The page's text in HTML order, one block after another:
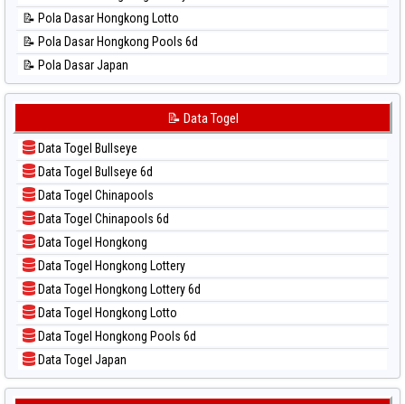
📊 Statistik Sao Paulo
📊 Statistik Singapore
📊 Statistik Sydney
📊 Statistik Sydney Lottery
📊 Statistik Sydney Pools 6d
📊 Statistik Taipei
📊 Statistik Taiwan
📝 Pola Dasar Hongkong Lotto
📝 Pola Dasar Hongkong Pools 6d
📝 Pola Dasar Japan
📝 Pola Dasar Japan 6d
📝 Pola Dasar Kuda Lari
📝 Pola Dasar Magnum Cambodia
📝 Pola Dasar Nagoya
📝 Pola Dasar North Carolina Day
📝 Pola Dasar Pcso
📝 Pola Dasar Sao Paulo
📝 Pola Dasar Singapore
📝 Pola Dasar Sydney
📝 Pola Dasar Sydney Lottery
📝 Pola Dasar Sydney Lottery 6d
📝 Pola Dasar Sydney Lotto
📝 Data Togel
Data Togel Bullseye
Data Togel Bullseye 6d
Data Togel Chinapools
Data Togel Chinapools 6d
Data Togel Hongkong
Data Togel Hongkong Lottery
Data Togel Hongkong Lottery 6d
Data Togel Hongkong Lotto
Data Togel Hongkong Pools 6d
Data Togel Japan
Data Togel Japan 6d